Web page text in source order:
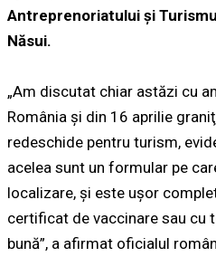
Antreprenoriatului şi
Năsui.
„Am discutat chiar astăzi cu
România şi din 16 aprilie
redeschide pentru turism,
acelea sunt un formular pe
localizare, şi este uşor
certificat de vaccinare sau cu
bună”, a afirmat oficialul